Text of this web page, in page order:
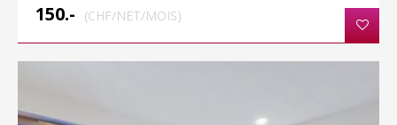
150.-
(CHF/NET/MOIS)